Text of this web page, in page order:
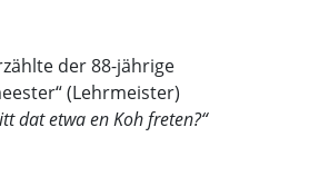
der 88-jährige
(Lehrmeister)
dat etwa en Koh freten?“